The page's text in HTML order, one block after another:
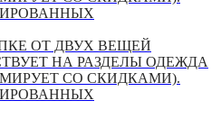
ОТ ДВУХ ВЕЩЕЙ
НА РАЗДЕЛЫ ОДЕЖДА
СО СКИДКАМИ).